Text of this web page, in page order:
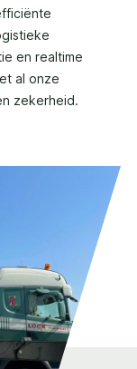
en realtime
al onze
zekerheid.